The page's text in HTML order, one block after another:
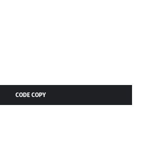
CODE COPY